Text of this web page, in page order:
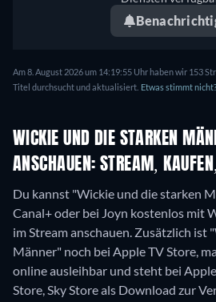
Am 8. August 2026 um 14:19:55 Uhr haben wir 153
Titel durchsucht und aktualisiert. Etwas stimmt
WICKIE UND DIE STARKEN
ANSCHAUEN: STREAM,
Du kannst "Wickie und die starken
Canal+ oder bei Joyn kostenlos mit
im Stream anschauen. Zusätzlich ist
Männer" noch bei Apple TV Store,
online ausleihbar und steht bei
Store, Sky Store als Download zur